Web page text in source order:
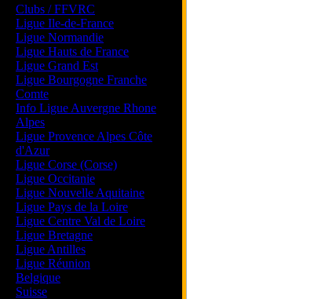
Clubs / FFVRC
Ligue Ile-de-France
Ligue Normandie
Ligue Hauts de France
Ligue Grand Est
Ligue Bourgogne Franche
Comte
Info Ligue Auvergne Rhone
Alpes
Ligue Provence Alpes Côte
d'Azur
Ligue Corse (Corse)
Ligue Occitanie
Ligue Nouvelle Aquitaine
Ligue Pays de la Loire
Ligue Centre Val de Loire
Ligue Bretagne
Ligue Antilles
Ligue Réunion
Belgique
Suisse